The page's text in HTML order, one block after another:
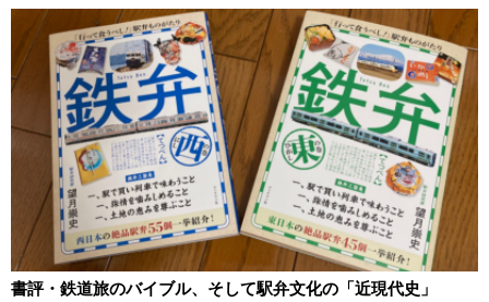
書評・鉄道旅のバイブル、そして駅弁文化の「近現代史」